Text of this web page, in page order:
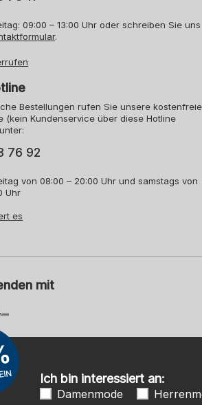
09:00 – 13:00 Uhr oder schreiben Sie uns
.
Bestellungen rufen Sie unsere kostenfreie
(kein Kundenservice über diese Hotline
76 92
von 08:00 – 20:00 Uhr und samstags von
Uhr
es
mit
Ich bin interessiert an:
Damenmode